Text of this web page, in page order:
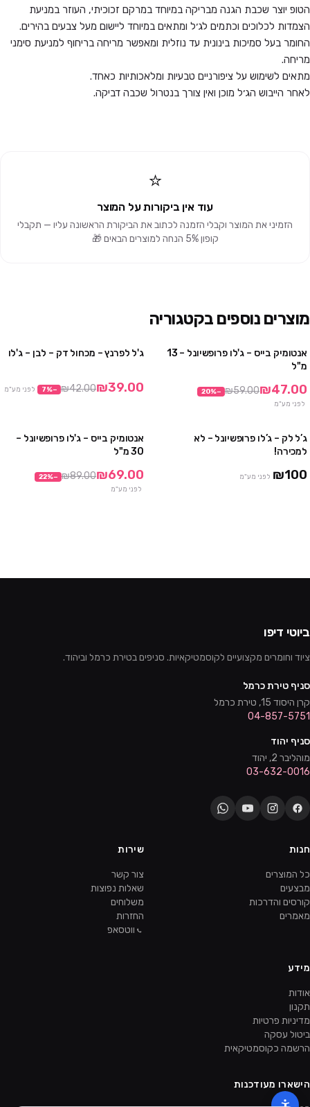
הטופ יוצר שכבת הגנה מבריקה במיוחד במרקם זכוכיתי, העוזר במניעת
הצמדות לכלוכים וכתמים לג׳ל ומתאים במיוחד ליישום מעל צבעים בהירים.
החומר בעל סמיכות בינונית עד נוזלית ומאפשר מריחה בריחוף למניעת סימני
מריחה.
מתאים לשימוש על ציפורניים טבעיות ומלאכותיות כאחד.
לאחר הייבוש הג׳ל מוכן ואין צורך בנטרול שכבה דביקה.
⭐
עוד אין ביקורות על המוצר
הזמיני את המוצר וקבלי הזמנה לכתוב את הביקורת הראשונה עליו — תקבלי
קופון 5% הנחה למוצרים הבאים 🎁
מוצרים נוספים בקטגוריה
אנטומיק בייס – ג'לו פרופשיונל – 13
מ"ל
₪47.00
₪59.00
−
20%
לפני מע"מ
ג'ל לפרנץ – מכחול דק – לבן – ג'לו
₪39.00
₪42.00
−
7% לפני מע"מ
ג’ל לק – ג’לו פרופשיונל – לא
למכירה!
₪100 לפני מע"מ
אנטומיק בייס – ג'לו פרופשיונל –
30 מ"ל
₪69.00
₪89.00
−
22%
לפני מע"מ
ביוטי דיפו
ציוד וחומרים מקצועיים לקוסמטיקאיות. סניפים בטירת כרמל וביהוד.
סניף טירת כרמל
קרן היסוד 15, טירת כרמל
04-857-5751
סניף יהוד
מוהליבר 2, יהוד
03-632-0016
חנות
כל המוצרים
מבצעים
קורסים והדרכות
מאמרים
שירות
צור קשר
שאלות נפוצות
משלוחים
החזרות
ווטסאפ
מידע
אודות
תקנון
מדיניות פרטיות
ביטול עסקה
הרשמה כקוסמטיקאית
הישארו מעודכנות